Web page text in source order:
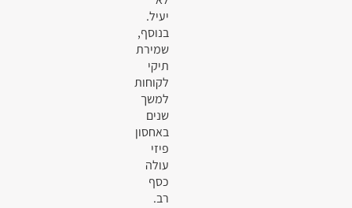
יעיל.
בנוסף,
שמירת
תיקי
לקוחות
למשך
שנים
באחסון
פיזי
עולה
כסף
רב.